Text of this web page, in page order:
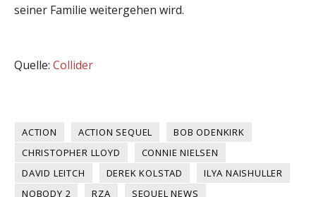
seiner Familie weitergehen wird.
Quelle: Collider
ACTION ACTION SEQUEL
BOB ODENKIRK
CHRISTOPHER LLOYD
CONNIE NIELSEN
DAVID LEITCH
DEREK KOLSTAD
ILYA NAISHULLER
NOBODY 2
RZA SEQUEL NEWS